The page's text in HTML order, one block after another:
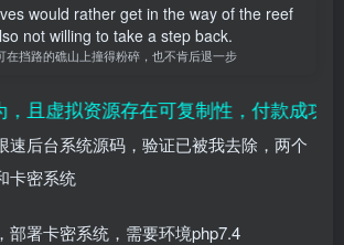
would rather get in the way of the reef
not willing to take a step back.
在挡路的礁山上撞得粉碎，也不肯后退一步
虚拟资源存在可复制性，付款成功既
速后台系统源码，验证已被我去除，两个
卡密系统
部署卡密系统，需要环境php7.4